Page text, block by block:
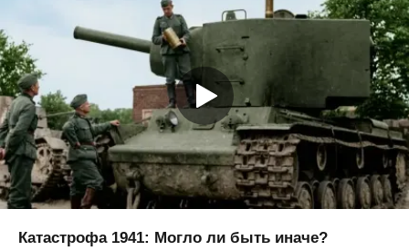
Катастрофа 1941: Могло ли быть иначе?